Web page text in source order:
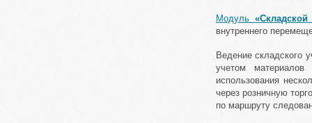
Модуль «Складской
внутреннего
Ведение складского
учетом
использования
через розничную
по маршруту